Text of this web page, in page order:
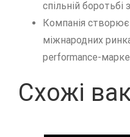
спільній боротьбі
Компанія створює
міжнародних
performance-
Схожі